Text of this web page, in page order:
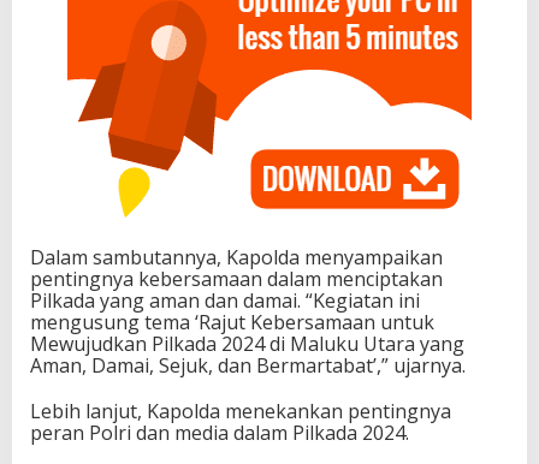
Dalam sambutannya, Kapolda menyampaikan
pentingnya kebersamaan dalam menciptakan
Pilkada yang aman dan damai. “Kegiatan ini
mengusung tema ‘Rajut Kebersamaan untuk
Mewujudkan Pilkada 2024 di Maluku Utara yang
Aman, Damai, Sejuk, dan Bermartabat’,” ujarnya.
Lebih lanjut, Kapolda menekankan pentingnya
peran Polri dan media dalam Pilkada 2024.